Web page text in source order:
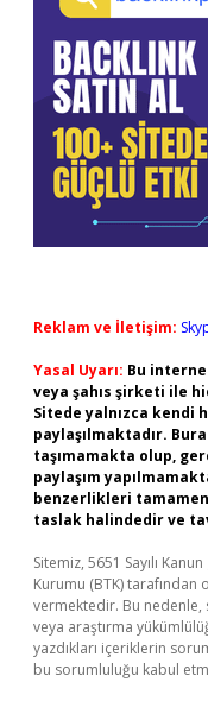
Reklam ve İletişim:
Yasal Uyarı: Bu
veya şahıs şirketi ile
Sitede yalnızca kendi
paylaşılmaktadır.
taşımamakta olup,
paylaşım
benzerlikleri
taslak halindedir ve
Sitemiz, 5651 Sayılı
Kurumu (BTK) tarafından
vermektedir. Bu
veya araştırma
yazdıkları içeriklerin
bu sorumluluğu kabul